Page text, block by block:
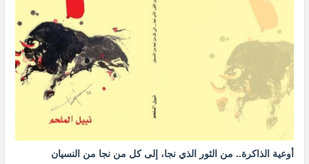
أوعية الذاكرة.. من الثور الذي نجا، إلى كل من نجا من النسيان